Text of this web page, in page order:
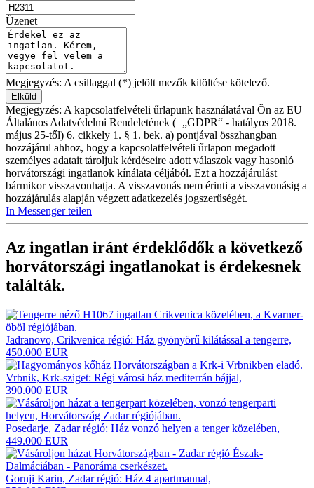
Üzenet
Megjegyzés: A csillaggal (*) jelölt mezők kitöltése kötelező.
Megjegyzés: A kapcsolatfelvételi űrlapunk használatával Ön az EU
Általános Adatvédelmi Rendeletének (=„GDPR“ - hatályos 2018.
május 25-től) 6. cikkely 1. § 1. bek. a) pontjával összhangban
hozzájárul ahhoz, hogy a kapcsolatfelvételi űrlapon megadott
személyes adatait tároljuk kérdéseire adott válaszok vagy hasonló
horvátországi ingatlanok kínálata céljából. Ezt a hozzájárulást
bármikor visszavonhatja. A visszavonás nem érinti a visszavonásig a
hozzájárulás alapján végzett adatkezelés jogszerűségét.
In Messenger teilen
Az ingatlan iránt érdeklődők a következő
horvátországi ingatlanokat is érdekesnek
találták.
Jadranovo, Crikvenica régió: Ház gyönyörű kilátással a tengerre,
450.000 EUR
Vrbnik, Krk-sziget: Régi városi ház mediterrán bájjal,
390.000 EUR
Posedarje, Zadar régió: Ház vonzó helyen a tenger közelében,
449.000 EUR
Gornji Karin, Zadar régió: Ház 4 apartmannal,